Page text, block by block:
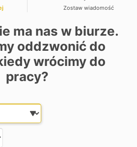
– Shoba
wyjątkowych posiadłości
5-gwiazdkowymi
Zostaw wiadomość
ma nas w biurze.
oddzwonić do
wrócimy do
pracy?
Date and time slection for
Wybierz datę